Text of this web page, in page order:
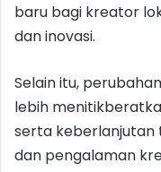
baru bagi kreator
dan inovasi.
Selain itu,
lebih
serta keberlanjutan
dan pengalaman